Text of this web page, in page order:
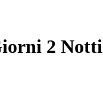
2 Notti